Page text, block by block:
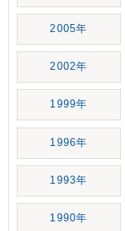
2005年
2002年
1999年
1996年
1993年
1990年